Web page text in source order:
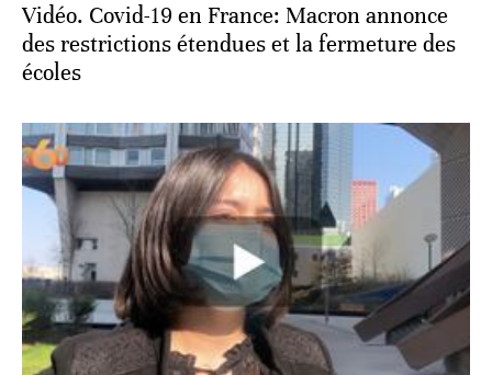
Vidéo. Covid-19 en France: Macron annonce
des restrictions étendues et la fermeture des
écoles